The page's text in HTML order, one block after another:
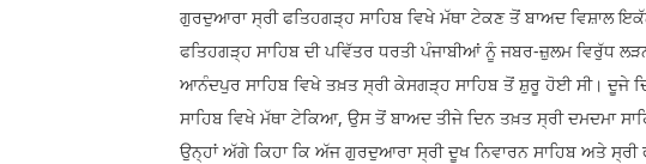
ਗੁਰਦੁਆਰਾ ਸ੍ਰੀ ਫਤਿਹਗੜ੍ਹ ਸਾਹਿਬ ਵਿਖੇ ਮੱਥਾ ਟੇਕਣ ਤੋਂ ਬਾਅਦ ਵਿਸ਼ਾਲ
ਫਤਿਹਗੜ੍ਹ ਸਾਹਿਬ ਦੀ ਪਵਿੱਤਰ ਧਰਤੀ ਪੰਜਾਬੀਆਂ ਨੂੰ ਜਬਰ-ਜ਼ੁਲਮ ਵਿਰੁੱਧ
ਆਨੰਦਪੁਰ ਸਾਹਿਬ ਵਿਖੇ ਤਖ਼ਤ ਸ੍ਰੀ ਕੇਸਗੜ੍ਹ ਸਾਹਿਬ ਤੋਂ ਸ਼ੁਰੂ ਹੋਈ ਸੀ। ਦੂਜੇ
ਸਾਹਿਬ ਵਿਖੇ ਮੱਥਾ ਟੇਕਿਆ, ਉਸ ਤੋਂ ਬਾਅਦ ਤੀਜੇ ਦਿਨ ਤਖ਼ਤ ਸ੍ਰੀ ਦਮਦਮਾ
ਉਨ੍ਹਾਂ ਅੱਗੇ ਕਿਹਾ ਕਿ ਅੱਜ ਗੁਰਦੁਆਰਾ ਸ੍ਰੀ ਦੂਖ ਨਿਵਾਰਨ ਸਾਹਿਬ ਅਤੇ